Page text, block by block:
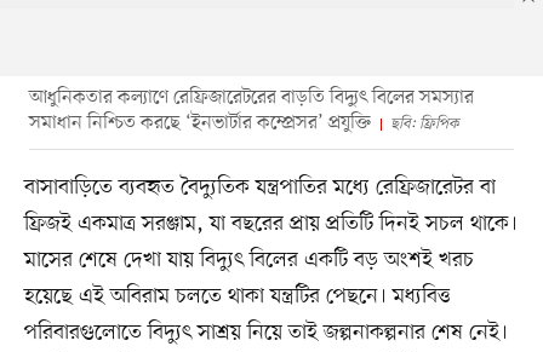
আধুনিকতার কল্যাণে রেফ্রিজারেটরের বাড়তি বিদ্যুৎ বিলের সমস্যার
সমাধান নিশ্চিত করছে ‘ইনভার্টার কম্প্রেসর’ প্রযুক্তি
ছবি: ফ্রিপিক
বাসাবাড়িতে ব্যবহৃত বৈদ্যুতিক যন্ত্রপাতির মধ্যে রেফ্রিজারেটর বা
ফ্রিজই একমাত্র সরঞ্জাম, যা বছরের প্রায় প্রতিটি দিনই সচল থাকে।
মাসের শেষে দেখা যায় বিদ্যুৎ বিলের একটি বড় অংশই খরচ
হয়েছে এই অবিরাম চলতে থাকা যন্ত্রটির পেছনে। মধ্যবিত্ত
পরিবারগুলোতে বিদ্যুৎ সাশ্রয় নিয়ে তাই জল্পনাকল্পনার শেষ নেই।